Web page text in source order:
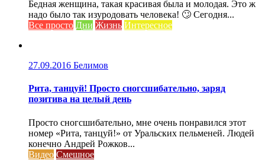
Бедная женщина, такая красивая была и молодая. Это ж
надо было так изуродовать человека! 🙄 Сегодня...
Все просто Дни Жизнь Интересное
27.09.2016 Белимов
Рита, танцуй! Просто сногсшибательно, заряд
позитива на целый день
Просто сногсшибательно, мне очень понравился этот
номер «Рита, танцуй!» от Уральских пельменей. Людей
конечно Андрей Рожков...
Видео Смешное